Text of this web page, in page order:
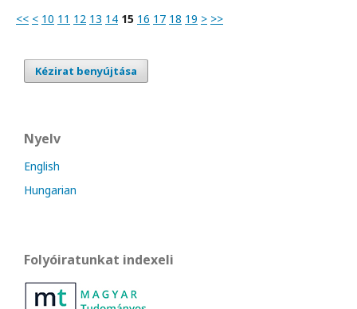
<< < 10 11 12 13 14 15 16 17 18 19 > >>
Kézirat benyújtása
Nyelv
English
Hungarian
Folyóiratunkat indexeli